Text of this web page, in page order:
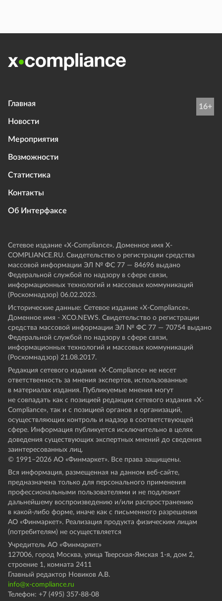
Главная
Новости
Мероприятия
Возможности
Статистика
Контакты
Об Интерфаксе
16+
Сетевое издание «Х-Compliance». Доменное имя X-
COMPLIANCE.RU. Свидетельство о регистрации средства
массовой информации ЭЛ № ФС 77 — 84696 выдано
Федеральной службой по надзору в сфере связи,
информационных технологий и массовых коммуникаций
(Роскомнадзор) 06.02.2023.
Исторические данные: Сетевое издание «Х-Compliance».
Доменное имя - XCO.NEWS. Свидетельство о регистрации
средства массовой информации ЭЛ № ФС 77 — 70754 выдано
Федеральной службой по надзору в сфере связи,
информационных технологий и массовых коммуникаций
(Роскомнадзор) 21.08.2017.
Редакция сетевого издания «X-Compliance» не несет
ответственность за мнения экспертов, использованные
в материалах издания. Публикуемые мнения могут
не совпадать как с позицией редакции сетевого издания «X-
Compliance», так и с позицией органов и организаций,
осуществляющих контроль и надзор в соответствующей
сфере. Информация публикуется исключительно в целях
доведения существующих экспертных мнений до сведения
заинтересованных лиц.
© 1991–2026 АО «Финмаркет». Все права защищены.
Вся информация, размещенная на данном веб-сайте,
предназначена только для персонального применения
профессиональными пользователями и не подлежит
дальнейшему воспроизведению и/или распространению
в какой-либо форме, иначе как с письменного разрешения
АО «Финмаркет». Реализация продукта физическим лицам
(потребителям) не осуществляется
Учредитель АО «Финмаркет»
127006, город Москва, улица Тверская-Ямская 1-я, дом 2,
строение 1, комната 2411
Главный редактор Новиков А.В.
info@x-compliance.ru
Телефон: +7 (495) 357-88-08